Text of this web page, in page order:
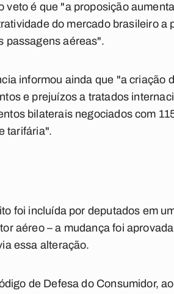
veto é que "a proposição
do mercado brasileiro
passagens aéreas".
informou ainda que "a criação
e prejuízos a tratados
bilaterais negociados com
tarifária".
foi incluída por deputados em
aéreo – a mudança foi
essa alteração.
de Defesa do Consumidor,